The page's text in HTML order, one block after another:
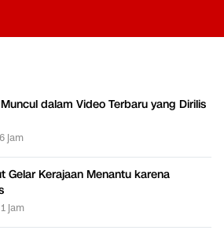
dalam Video Terbaru yang Dirilis
jam
Gelar Kerajaan Menantu karena
jam